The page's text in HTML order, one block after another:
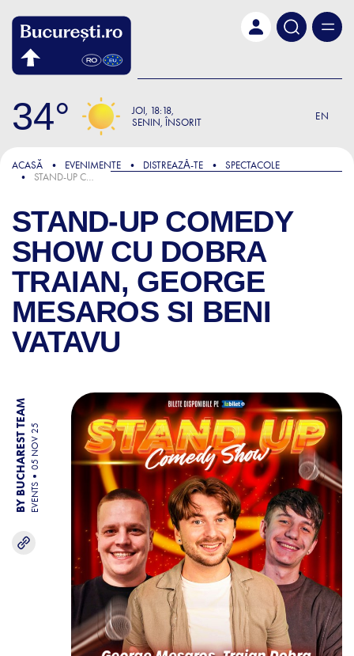
34 JOI 18:18
SENIN, ÎNSORIT
EN
ACASĂ EVENIMENTE DISTREAZǍ-TE
SPECTACOLE
STAND-UP COMEDY SHOW CU DOBRA TRAIAN, GEORGE MESAROS SI BENI VATAVU
STAND-UP COMEDY
SHOW CU DOBRA
TRAIAN, GEORGE
MESAROS SI BENI
VATAVU
BY BUCHAREST TEAM EVENTS
05 NOV 25